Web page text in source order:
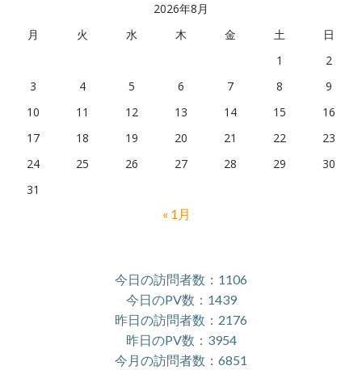
2026年8月
月
火 水 木 金 土
日
1
2
3
4 5 6 7 8
9
10
11 12 13 14 15
16
17
18 19 20 21 22
23
24
25 26 27 28 29
30
31
« 1月
今日の訪問者数：1106
今日のPV数：1439
昨日の訪問者数：2176
昨日のPV数：3954
今月の訪問者数：6851